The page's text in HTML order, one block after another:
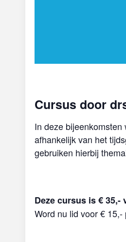
Cursus door
In deze
afhankelijk van het
gebruiken hierbij
Deze cursus is € 35,-
Word nu lid voor €